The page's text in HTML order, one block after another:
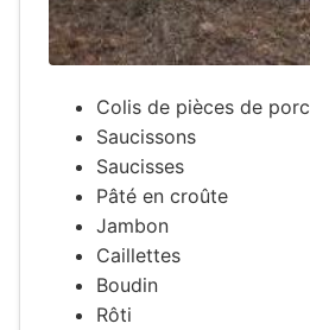
Colis de pièces de porc
Saucissons
Saucisses
Pâté en croûte
Jambon
Caillettes
Boudin
Rôti